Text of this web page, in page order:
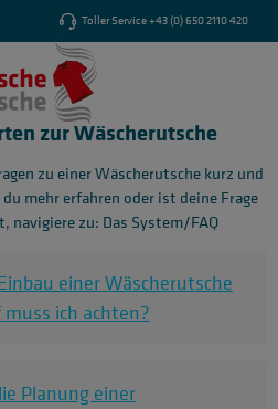
Toller Service +43 (0) 650 2110 420
zur Wäscherutsche
zu einer Wäscherutsche kurz und
mehr erfahren oder ist deine Frage
navigiere zu: Das System/FAQ
einer Wäscherutsche
ich achten?
Planung einer